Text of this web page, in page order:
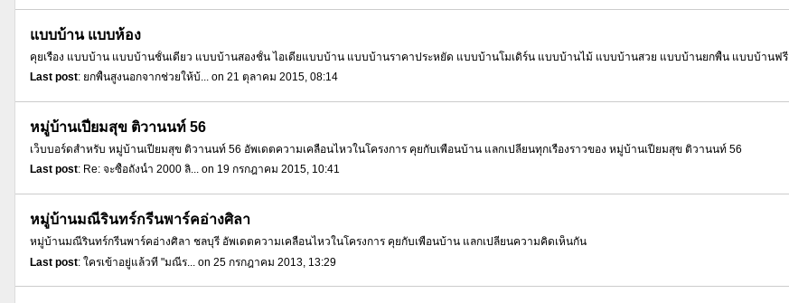
แบบบ้าน แบบห้อง
คุยเรื่อง แบบบ้าน แบบบ้านชั้นเดียว แบบบ้านสองชั้น ไอเดียแบบบ้าน แบบบ้านราคาประหยัด แบบบ้านโมเดิร์น แบบบ้านไม้ แบบบ้านสวย แบบบ้านยกพื้น แบบบ้านฟรี
Last post: ยกพื้นสูงนอกจากช่วยให้บ้... on 21 ตุลาคม 2015, 08:14
หมู่บ้านเปี่ยมสุข ติวานนท์ 56
เว็บบอร์ดสำหรับ หมู่บ้านเปี่ยมสุข ติวานนท์ 56 อัพเดตความเคลื่อนไหวในโครงการ คุยกับเพื่อนบ้าน แลกเปลี่ยนทุกเรื่องราวของ หมู่บ้านเปี่ยมสุข ติวานนท์ 56
Last post: Re: จะซื้อถังน้ำ 2000 ลิ... on 19 กรกฎาคม 2015, 10:41
หมู่บ้านมณีรินทร์กรีนพาร์คอ่างศิลา
หมู่บ้านมณีรินทร์กรีนพาร์คอ่างศิลา ชลบุรี อัพเดตความเคลื่อนไหวในโครงการ คุยกับเพื่อนบ้าน แลกเปลี่ยนความคิดเห็นกัน
Last post: ใครเข้าอยู่แล้วที่ "มณีร... on 25 กรกฎาคม 2013, 13:29